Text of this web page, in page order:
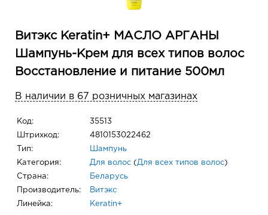
Витэкс Keratin+ МАСЛО АРГАНЫ
Шампунь-Крем для всех типов волос
Восстановление и питание 500мл
В наличии в 67 розничных магазинах
Код: 35513
Штрихкод: 4810153022462
Тип: Шампунь
Категория: Для волос ( Для всех типов волос)
Страна: Беларусь
Производитель: Витэкс
Линейка: Keratin+